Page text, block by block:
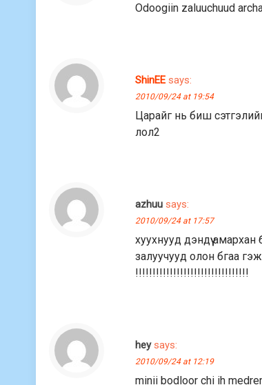
Odoogiin zaluuchuud
ShinEE says:
2010/09/24 at 19:54
Царайг нь биш
лол2
azhuu says:
2010/09/24 at 17:57
хуухнууд дэндүү
залуучууд олон бгаа
!!!!!!!!!!!!!!!!!!!!!!!!!!!!!!!!!
hey says:
2010/09/24 at 12:19
minii bodloor chi ih